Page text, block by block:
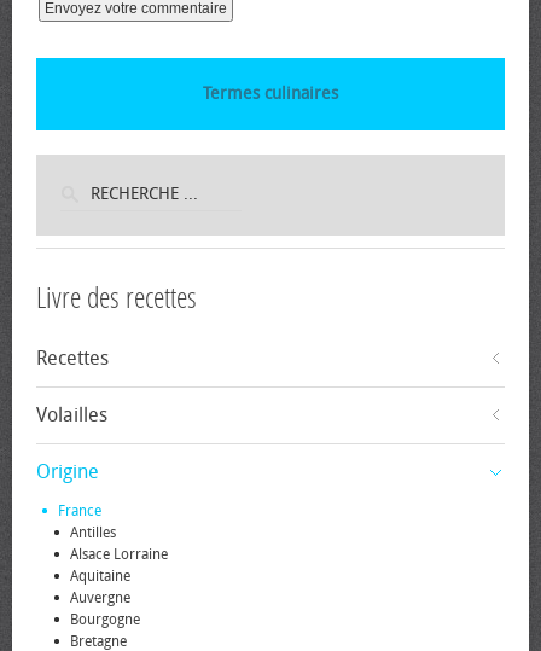
Termes culinaires
Livre des recettes
Recettes
Volailles
Origine
France
Antilles
Alsace Lorraine
Aquitaine
Auvergne
Bourgogne
Bretagne